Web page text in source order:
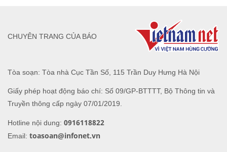
Tòa soạn: Tòa nhà Cục Tần Số, 115 Trần Duy Hưng Hà Nội
Giấy phép hoạt động báo chí: Số 09/GP-BTTTT, Bộ Thông tin và
Truyền thông cấp ngày 07/01/2019.
Hotline nội dung: 0916118822
Email: toasoan@infonet.vn
CHUYÊN TRANG CỦA BÁO